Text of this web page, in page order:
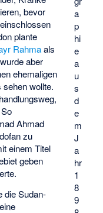
a
p
hi
e
a
u
s
d
e
m
J
a
hr
1
8
9
bevor
plante
Rahmaals
aber
ehemaligen
wollte.
Ahmad
zu
einem Titel
geben
die Sudan-